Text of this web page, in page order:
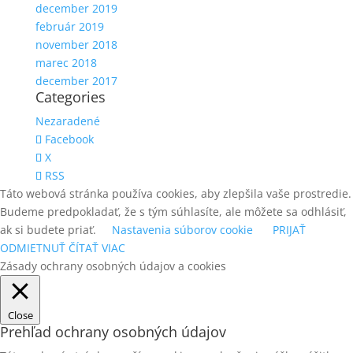
december 2019
február 2019
november 2018
marec 2018
december 2017
Categories
Nezaradené
Facebook
X
RSS
Táto webová stránka používa cookies, aby zlepšila vaše prostredie.
Budeme predpokladať, že s tým súhlasíte, ale môžete sa odhlásiť,
ak si budete priať.
Nastavenia súborov cookie
PRIJAŤ
ODMIETNUŤ ČÍTAŤ VIAC
Zásady ochrany osobných údajov a cookies
Close
Prehľad ochrany osobných údajov